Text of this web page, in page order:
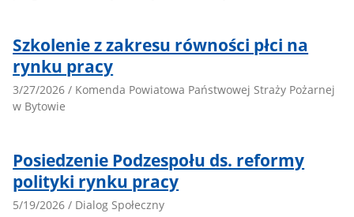
Szkolenie z zakresu równości płci na
rynku pracy
3/27/2026 / Komenda Powiatowa Państwowej Straży Pożarnej
w Bytowie
Posiedzenie Podzespołu ds. reformy
polityki rynku pracy
5/19/2026 / Dialog Społeczny